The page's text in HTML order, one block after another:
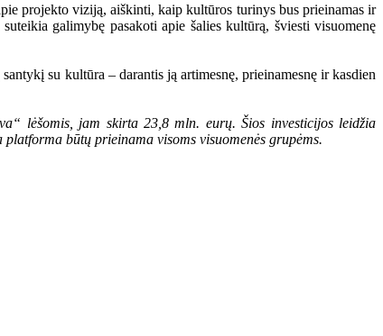
projekto viziją, aiškinti, kaip kultūros turinys bus prieinamas ir
galimybę pasakoti apie šalies kultūrą, šviesti visuomenę
su kultūra – darantis ją artimesnę, prieinamesnę ir kasdien
lėšomis, jam skirta 23,8 mln. eurų. Šios investicijos leidžia
būtų prieinama visoms visuomenės grupėms.